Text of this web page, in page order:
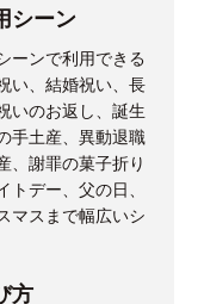
シーン
ーンで利用できる
い、結婚祝い、長
いのお返し、誕生
手土産、異動退職
、謝罪の菓子折り
デー、父の日、
マスまで幅広いシ
方